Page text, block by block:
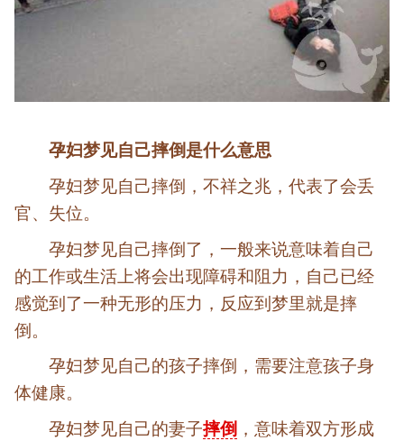
孕妇梦见自己摔倒是什么意思
孕妇梦见自己摔倒，不祥之兆，代表了会丢
官、失位。
孕妇梦见自己摔倒了，一般来说意味着自己
的工作或生活上将会出现障碍和阻力，自己已经
感觉到了一种无形的压力，反应到梦里就是摔
倒。
孕妇梦见自己的孩子摔倒，需要注意孩子身
体健康。
孕妇梦见自己的妻子摔倒 ，意味着双方形成